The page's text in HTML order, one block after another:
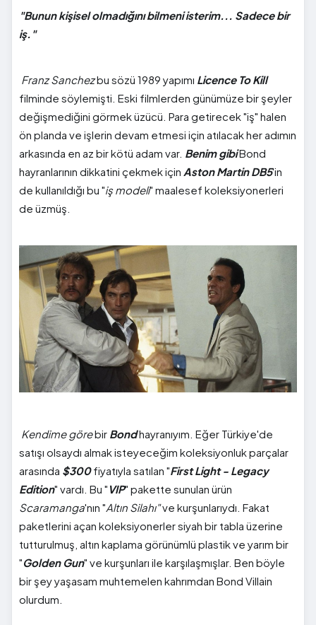
"Bunun kişisel olmadığını bilmeni isterim... Sadece bir
iş."
Franz Sanchezbu sözü 1989 yapımı Licence To Kill
filminde söylemişti. Eski filmlerden günümüze bir şeyler
değişmediğini görmek üzücü. Para getirecek "iş" halen
ön planda ve işlerin devam etmesi için atılacak her adımın
arkasında en az bir kötü adam var. Benim gibiBond
hayranlarının dikkatini çekmek için Aston Martin DB5'in
de kullanıldığı bu "iş modeli" maalesef koleksiyonerleri
de üzmüş.
Kendime görebir Bondhayranıyım. Eğer Türkiye'de
satışı olsaydı almak isteyeceğim koleksiyonluk parçalar
arasında $300fiyatıyla satılan "First Light - Legacy
Edition" vardı. Bu " VIP" pakette sunulan ürün
Scaramanga'nın "Altın Silahı"ve kurşunlarıydı. Fakat
paketlerini açan koleksiyonerler siyah bir tabla üzerine
tutturulmuş, altın kaplama görünümlü plastik ve yarım bir
"Golden Gun" ve kurşunları ile karşılaşmışlar. Ben böyle
bir şey yaşasam muhtemelen kahrımdan Bond Villain
olurdum.